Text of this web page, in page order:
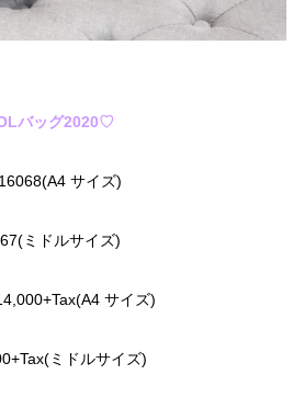
バッグ2020♡
サイズ)
ミドルサイズ)
サイズ)
ミドルサイズ)